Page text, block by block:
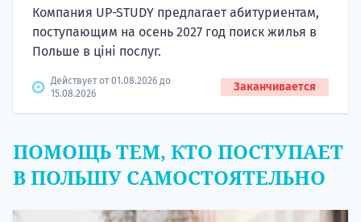
Компания UP-STUDY предлагает абитуриентам,
поступающим на осень 2027 год поиск жилья в
Польше в ціні послуг.
Действует от 01.08.2026 до
15.08.2026
Заканчивается
ПОМОЩЬ ТЕМ, КТО ПОСТУПАЕТ
В ПОЛЬШУ САМОСТОЯТЕЛЬНО